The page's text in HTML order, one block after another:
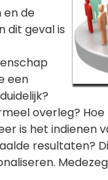
en de
dit geval is
een
overleg?
is het indienen
resultaten?